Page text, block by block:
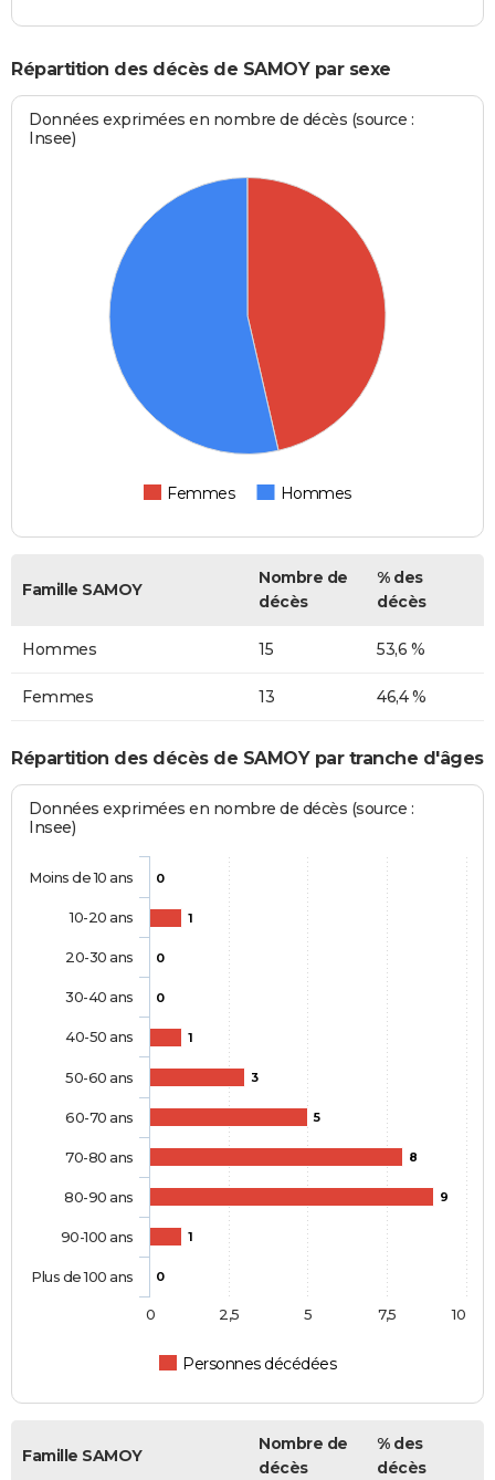
Répartition des décès de SAMOY par sexe
Données exprimées en nombre de décès (source :
Insee)
Femmes Hommes
Famille SAMOY
Nombre de
décès
% des
décès
Hommes 15 53,6 %
Femmes 13 46,4 %
Répartition des décès de SAMOY par tranche d'âges
Données exprimées en nombre de décès (source :
Insee)
0
1
0
0
1
3
5
8
9
1
0
Personnes décédées
Moins de 10 ans
10-20 ans
20-30 ans
30-40 ans
40-50 ans
50-60 ans
60-70 ans
70-80 ans
80-90 ans
90-100 ans
Plus de 100 ans
0 10
2,5 5 7,5
Famille SAMOY
Nombre de
décès
% des
décès